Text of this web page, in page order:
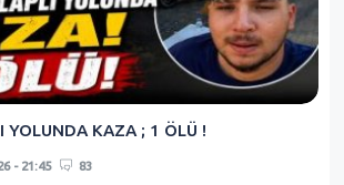
YOLUNDA KAZA ; 1 ÖLÜ !
- 21:45 83